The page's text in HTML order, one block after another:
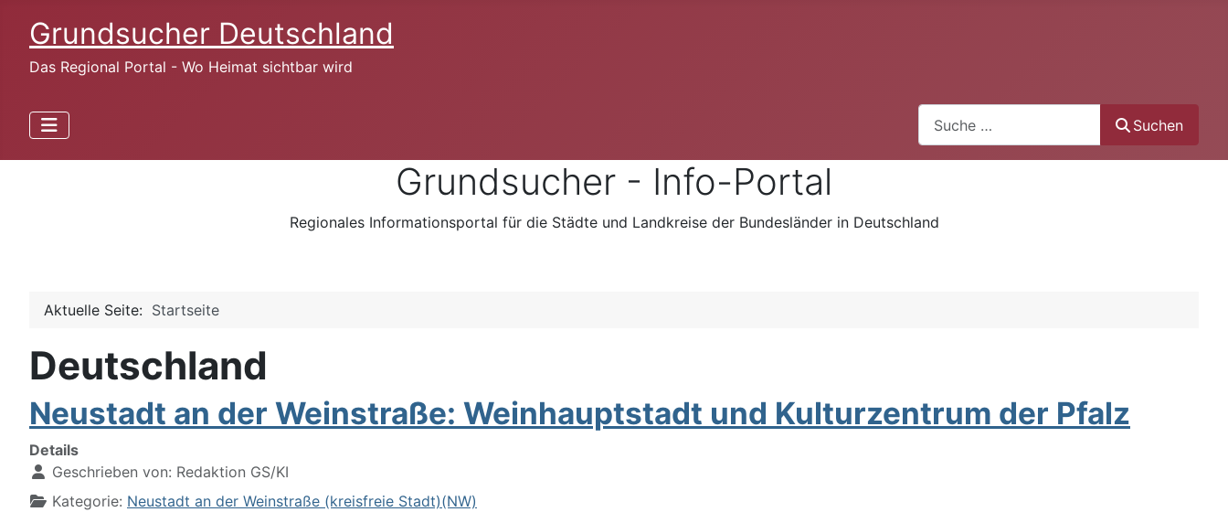
Grundsucher Deutschland
Das Regional Portal - Wo Heimat sichtbar wird
Suchen
Grundsucher - Info-Portal
Regionales Informationsportal für die Städte und Landkreise der Bundesländer in Deutschland
Aktuelle Seite: Startseite
Deutschland
Neustadt an der Weinstraße: Weinhauptstadt und Kulturzentrum der Pfalz
Details
Geschrieben von: Redaktion GS/KI
Kategorie: Neustadt an der Weinstraße (kreisfreie Stadt)(NW)